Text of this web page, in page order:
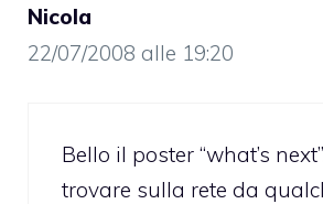
Nicola
22/07/2008 alle 19:20
Bello il poster “what’s
trovare sulla rete da